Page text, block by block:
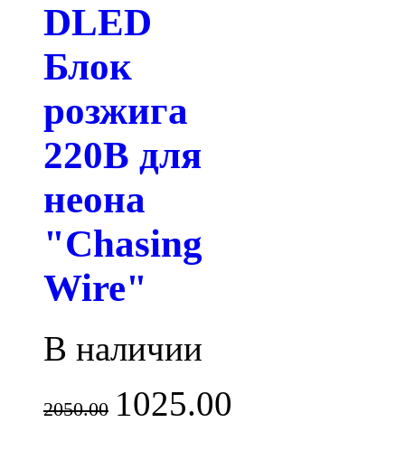
DLED
Блок
розжига
220В для
неона
"Chasing
Wire"
В наличии
2050.00 1025.00